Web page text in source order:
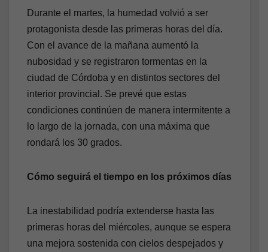
Durante el martes, la humedad volvió a ser
protagonista desde las primeras horas del día.
Con el avance de la mañana aumentó la
nubosidad y se registraron tormentas en la
ciudad de Córdoba y en distintos sectores del
interior provincial. Se prevé que estas
condiciones continúen de manera intermitente a
lo largo de la jornada, con una máxima que
rondará los 30 grados.
Cómo seguirá el tiempo en los próximos días
La inestabilidad podría extenderse hasta las
primeras horas del miércoles, aunque se espera
una mejora sostenida con cielos despejados y